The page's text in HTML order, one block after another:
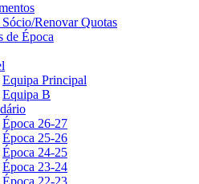
Renovar Quotas
de Época
Equipa Principal
Equipa B
Época 26-27
Época 25-26
Época 24-25
Época 23-24
Época 22-23